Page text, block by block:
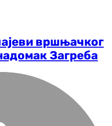
вршњачког
Загреба